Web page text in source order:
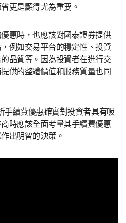
更是顯得尤為重要。
惠時，也應該對國泰證券提供
例如交易平台的穩定性、投資
品質等。因為投資者在進行交
供的整體價值和服務質量也同
手續費優惠確實對投資者具有吸
時應該全面考量其手續費優惠
出明智的決策。